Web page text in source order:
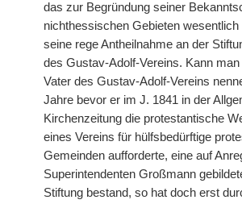
das zur Begründung seiner
nichthessischen Gebieten wesentlich
seine rege Antheilnahme an der
des Gustav-Adolf-Vereins. Kann
Vater des Gustav-Adolf-Vereins
Jahre bevor er im J. 1841 in der
Kirchenzeitung die protestantische
eines Vereins für hülfsbedürftige
Gemeinden aufforderte, eine auf
Superintendenten Großmann
Stiftung bestand, so hat doch erst